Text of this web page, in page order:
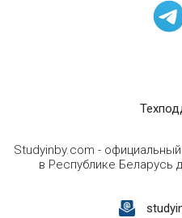
Studyinby.com -
в Республике Беларусь